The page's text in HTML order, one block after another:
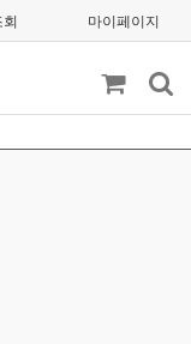
마이페이지